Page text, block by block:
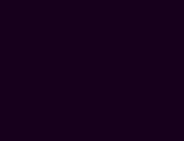
Behandlungs­verlauf über an
Du Fragen oder Probleme mit
dann melde Dich sofort bei
helfen können. Zwischen­durch und
schauen wir uns Deine
vom idealen Verlauf Deiner Zahn­